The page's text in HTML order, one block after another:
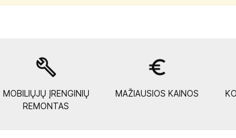
build
MOBILIŲJŲ ĮRENGINIŲ
REMONTAS
euro_symbol
MAŽIAUSIOS KAINOS